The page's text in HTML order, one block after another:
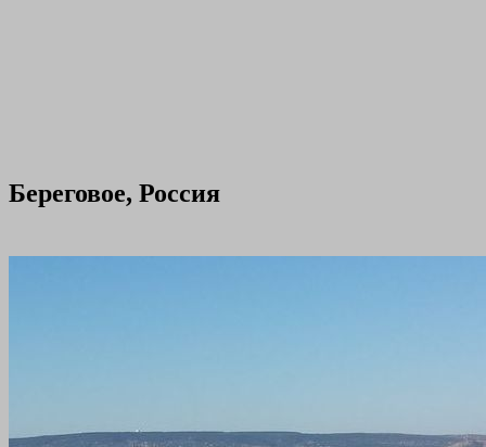
Береговое, Россия